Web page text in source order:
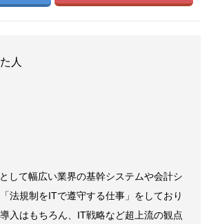
人
して幅広い業界の基幹システムや会計シ
法規制をITで遵守する仕事」をしており
入はもちろん、IT戦略など超上流の観点